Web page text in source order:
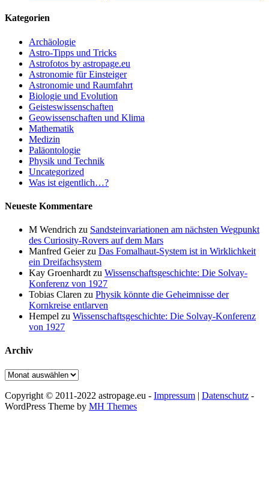
Kategorien
Archäologie
Astro-Tipps und Tricks
Astrofotos by astropage.eu
Astronomie für Einsteiger
Astronomie und Raumfahrt
Biologie und Evolution
Geisteswissenschaften
Geowissenschaften und Klima
Mathematik
Medizin
Paläontologie
Physik und Technik
Uncategorized
Was ist eigentlich…?
Neueste Kommentare
M Wendrich zu Sandsteinvariationen am nächsten Wegpunkt
des Curiosity-Rovers auf dem Mars
Manfred Geierzu Das Fomalhaut-System ist in Wirklichkeit
ein Dreifachsystem
Kay Groenhardt zu Wissenschaftsgeschichte: Die Solvay-
Konferenz von 1927
Tobias Claren zu Physik könnte die Geheimnisse der
Kornkreise entlarven
Hempel zu Wissenschaftsgeschichte: Die Solvay-Konferenz
von 1927
Archiv
Archiv
Copyright © 2011-2022 astropage.eu - Impressum | Datenschutz -
WordPress Theme by MH Themes